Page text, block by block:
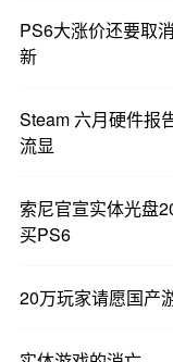
PS6大涨价还要取
新
Steam 六月硬件报
流显
索尼官宣实体光盘
买PS6
20万玩家请愿国产